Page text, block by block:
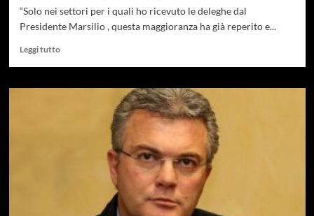
“Solo nei settori per i quali ho ricevuto le deleghe dal
Presidente Marsilio , questa maggioranza ha già reperito e...
Leggi tuttoLeggi
su
D’Annuntiis:”
informazioni